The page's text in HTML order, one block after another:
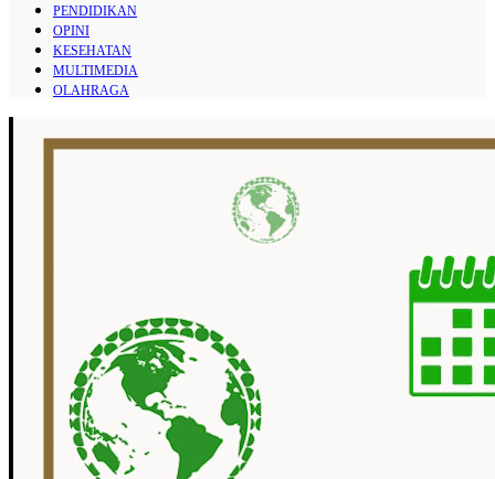
PENDIDIKAN
OPINI
KESEHATAN
MULTIMEDIA
OLAHRAGA